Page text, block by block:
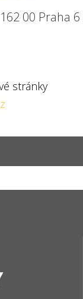
00 Praha 6
stránky